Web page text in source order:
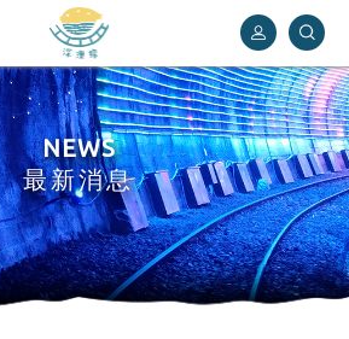
深澳鐵道自行車
NEWS
最新消息